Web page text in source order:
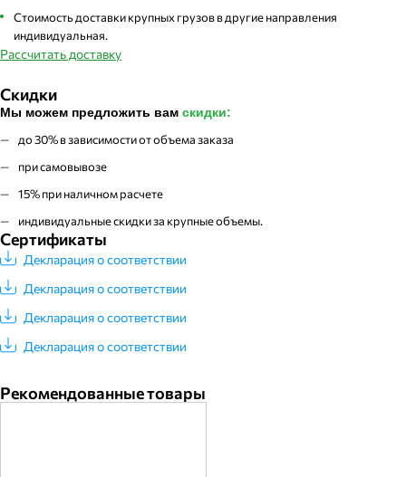
Стоимость доставки крупных грузов в другие направления
индивидуальная.
Рассчитать доставку
Скидки
Мы можем предложить вам скидки:
до 30% в зависимости от объема заказа
при самовывозе
15% при наличном расчете
индивидуальные скидки за крупные объемы.
Сертификаты
Декларация о соответствии
Декларация о соответствии
Декларация о соответствии
Декларация о соответствии
Рекомендованные товары